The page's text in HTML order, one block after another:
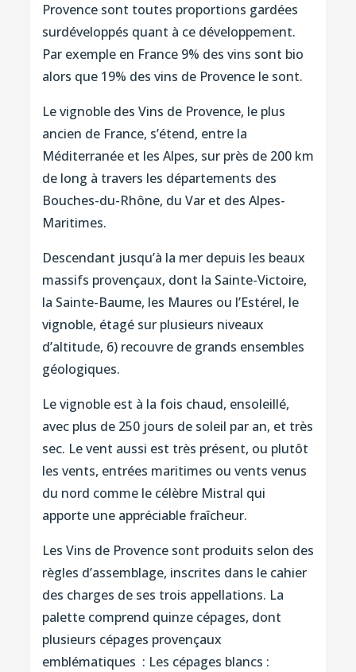
Provence sont toutes proportions gardées
surdéveloppés quant à ce développement.
Par exemple en France 9% des vins sont bio
alors que 19% des vins de Provence le sont.
Le vignoble des Vins de Provence, le plus
ancien de France, s’étend, entre la
Méditerranée et les Alpes, sur près de 200 km
de long à travers les départements des
Bouches-du-Rhône, du Var et des Alpes-
Maritimes.
Descendant jusqu’à la mer depuis les beaux
massifs provençaux, dont la Sainte-Victoire,
la Sainte-Baume, les Maures ou l’Estérel, le
vignoble, étagé sur plusieurs niveaux
d’altitude, 6) recouvre de grands ensembles
géologiques.
Le vignoble est à la fois chaud, ensoleillé,
avec plus de 250 jours de soleil par an, et très
sec. Le vent aussi est très présent, ou plutôt
les vents, entrées maritimes ou vents venus
du nord comme le célèbre Mistral qui
apporte une appréciable fraîcheur.
Les Vins de Provence sont produits selon des
règles d’assemblage, inscrites dans le cahier
des charges de ses trois appellations. La
palette comprend quinze cépages, dont
plusieurs cépages provençaux
emblématiques : Les cépages blancs :